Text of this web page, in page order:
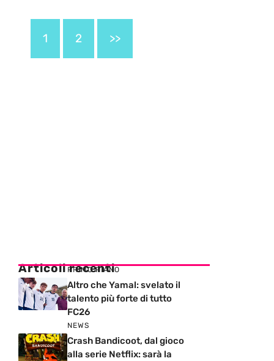
1 2 >>
Articoli recenti
PRIMO PIANO
Altro che Yamal: svelato il
talento più forte di tutto
FC26
NEWS
Crash Bandicoot, dal gioco
alla serie Netflix: sarà la